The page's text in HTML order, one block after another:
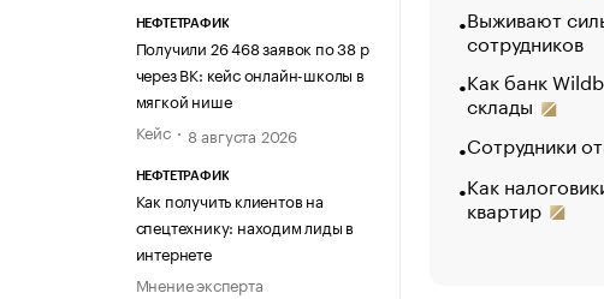
НЕФТЕТРАФИК
Получили 26 468 заявок по 38 р
через ВК: кейс онлайн-школы в
мягкой нише
Кейс
8 августа 2026
НЕФТЕТРАФИК
Как получить клиентов на
спецтехнику: находим лиды в
интернете
Мнение эксперта
Выживают
сотрудников
Как банк
склады
Сотрудники
Как
квартир